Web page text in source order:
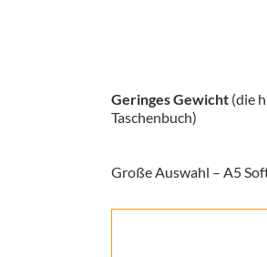
Geringes Gewicht(die
Taschenbuch)
Große Auswahl – A5